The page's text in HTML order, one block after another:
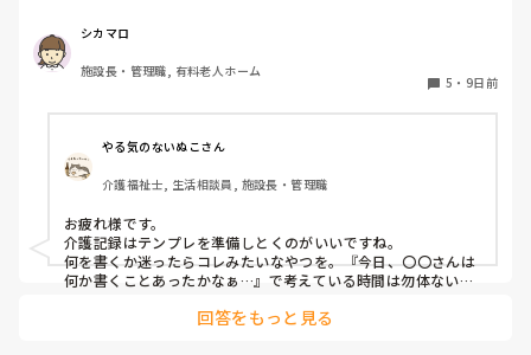
シカマロ
施設長・管理職, 有料老人ホーム
5 ・ 9日前
やる気のないぬこさん
介護福祉士, 生活相談員, 施設長・管理職
お疲れ様です。
介護記録はテンプレを準備しとくのがいいですね。
何を書くか迷ったらコレみたいなやつを。『今日、〇〇さんは
何か書くことあったかなぁ…』で考えている時間は勿体ないで
回答をもっと見る